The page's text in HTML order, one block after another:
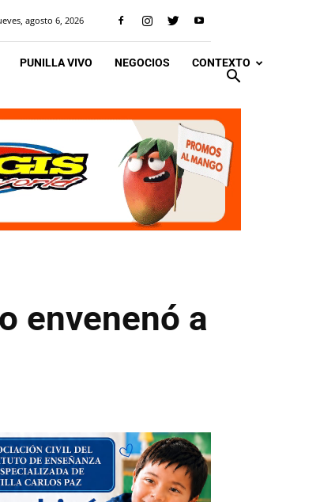
agosto 6, 2026
PUNILLA VIVO NEGOCIOS CONTEXTO
envenenó a